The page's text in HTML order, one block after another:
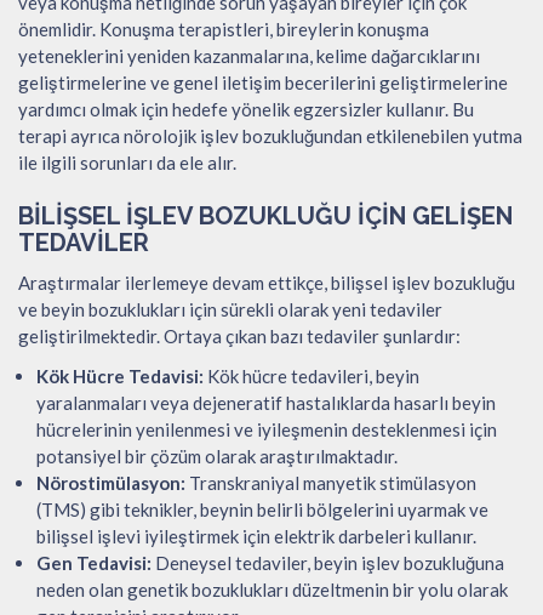
önemlidir. Konuşma terapistleri, bireylerin konuşma
yeteneklerini yeniden kazanmalarına, kelime dağarcıklarını
geliştirmelerine ve genel iletişim becerilerini geliştirmelerine
yardımcı olmak için hedefe yönelik egzersizler kullanır. Bu
terapi ayrıca nörolojik işlev bozukluğundan etkilenebilen yutma
ile ilgili sorunları da ele alır.
BILIŞSEL İŞLEV BOZUKLUĞU IÇIN GELIŞEN
TEDAVILER
Araştırmalar ilerlemeye devam ettikçe, bilişsel işlev bozukluğu
ve beyin bozuklukları için sürekli olarak yeni tedaviler
geliştirilmektedir. Ortaya çıkan bazı tedaviler şunlardır:
Kök Hücre Tedavisi: Kök hücre tedavileri, beyin
yaralanmaları veya dejeneratif hastalıklarda hasarlı beyin
hücrelerinin yenilenmesi ve iyileşmenin desteklenmesi için
potansiyel bir çözüm olarak araştırılmaktadır.
Nörostimülasyon: Transkraniyal manyetik stimülasyon
(TMS) gibi teknikler, beynin belirli bölgelerini uyarmak ve
bilişsel işlevi iyileştirmek için elektrik darbeleri kullanır.
Gen Tedavisi: Deneysel tedaviler, beyin işlev bozukluğuna
neden olan genetik bozuklukları düzeltmenin bir yolu olarak